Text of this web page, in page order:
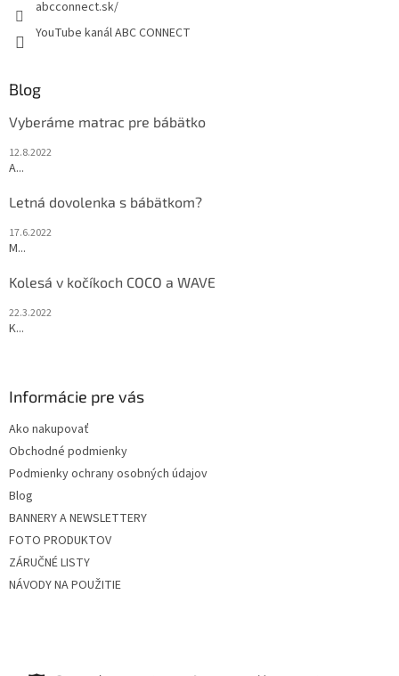
abcconnect.sk/
YouTube kanál ABC CONNECT
Blog
Vyberáme matrac pre bábätko
12.8.2022
A...
Letná dovolenka s bábätkom?
17.6.2022
M...
Kolesá v kočíkoch COCO a WAVE
22.3.2022
K...
Informácie pre vás
Ako nakupovať
Obchodné podmienky
Podmienky ochrany osobných údajov
Blog
BANNERY A NEWSLETTERY
FOTO PRODUKTOV
ZÁRUČNÉ LISTY
NÁVODY NA POUŽITIE